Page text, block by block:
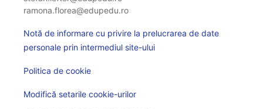
ramona.florea@edupedu.ro
Notă de informare cu privire la prelucrarea de date
personale prin intermediul site-ului
Politica de cookie
Modifică setarile cookie-urilor